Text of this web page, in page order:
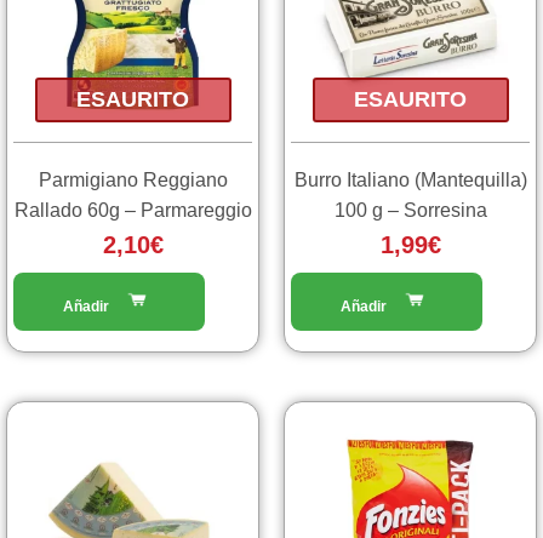
ESAURITO
Parmigiano Reggiano
Rallado 60g – Parmareggio
2,10€
ESAURITO
Burro Italiano (Mantequilla)
100 g – Sorresina
1,99€
Fascia
varianti.